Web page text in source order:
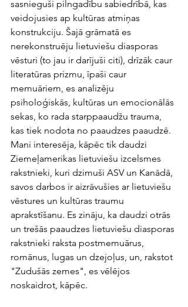
sasnieguši pilngadību sabiedrībā, kas
veidojusies ap kultūras atmiņas
konstrukciju. Šajā grāmatā es
nerekonstruēju lietuviešu diasporas
vēsturi (to jau ir darījuši citi), drīzāk caur
literatūras prizmu, īpaši caur
memuāriem, es analizēju
psiholoģiskās, kultūras un emocionālās
sekas, ko rada starppaaudžu trauma,
kas tiek nodota no paaudzes paaudzē.
Mani interesēja, kāpēc tik daudzi
Ziemeļamerikas lietuviešu izcelsmes
rakstnieki, kuri dzimuši ASV un Kanādā,
savos darbos ir aizrāvušies ar lietuviešu
vēstures un kultūras traumu
aprakstīšanu. Es zināju, ka daudzi otrās
un trešās paaudzes lietuviešu diasporas
rakstnieki raksta postmemuārus,
romānus, lugas un dzejoļus, un, rakstot
"Zudušās zemes", es vēlējos
noskaidrot, kāpēc.